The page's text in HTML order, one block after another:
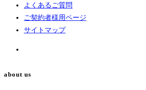
よくあるご質問
ご契約者様用ページ
サイトマップ
about us